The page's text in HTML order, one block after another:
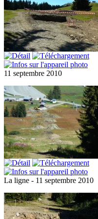
11 septembre 2010
La ligne - 11 septembre 2010